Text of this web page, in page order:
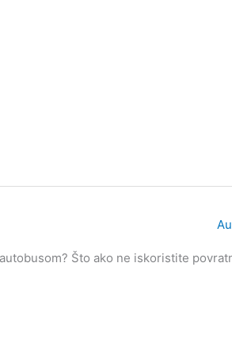
Što ako ne iskoristite